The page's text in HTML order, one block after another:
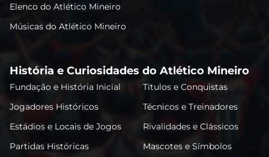
Elenco do Atlético Mineiro
Músicas do Atlético Mineiro
História e Curiosidades do Atlético Mineiro
Fundação e História Inicial
Títulos e Conquistas
Jogadores Históricos
Técnicos e Treinadores
Estádios e Locais de Jogos
Rivalidades e Clássicos
Partidas Históricas
Mascotes e Símbolos